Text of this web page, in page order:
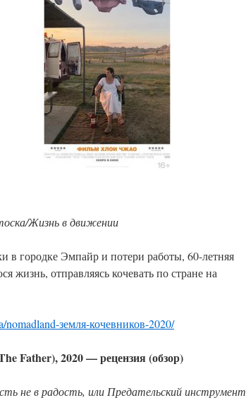
Жизнь в движении
городке Эмпайр и потери работы, 60-летняя
отправляясь кочевать по стране на
nomadland-земля-кочевников-2020/
Father), 2020 — рецензия (обзор)
не в радость, или Предательский инструмент